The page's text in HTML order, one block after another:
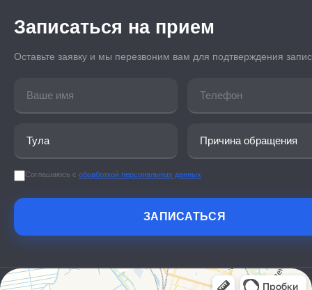
Записаться на прием
Оставьте заявку и мы перезвоним вам для подтверждения
Соглашаюсь с обработкой персональных данных
ЗАПИСАТЬСЯ